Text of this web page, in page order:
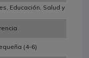
Educación, Salud y
(4-6)